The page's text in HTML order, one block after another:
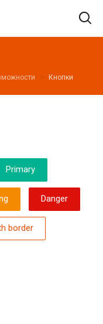
Кнопки
Primary
Danger
border